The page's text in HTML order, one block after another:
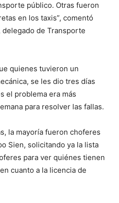
público. Otras fueron
en los taxis”, comentó
de Transporte
quienes tuvieron un
se les dio tres días
el problema era más
para resolver las fallas.
la mayoría fueron choferes
Sien, solicitando ya la lista
para ver quiénes tienen
cuanto a la licencia de